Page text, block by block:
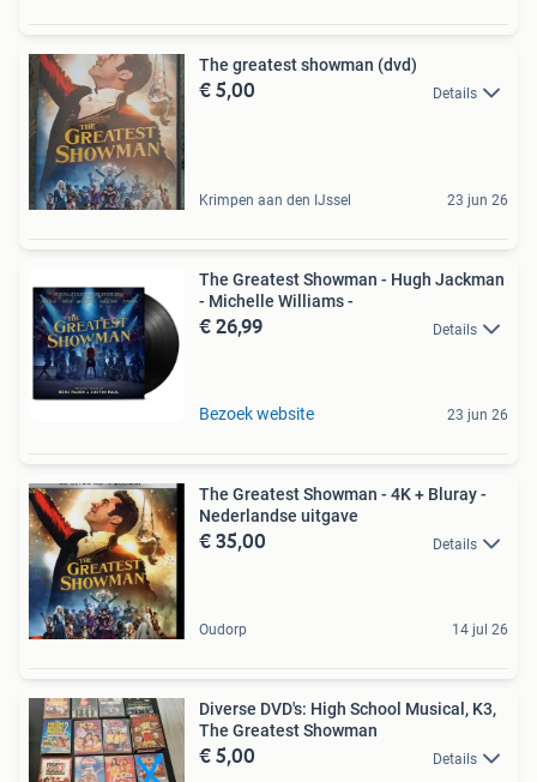
The greatest showman (dvd)
€ 5,00 Details
Krimpen aan den IJssel 23 jun 26
The Greatest Showman - Hugh Jackman
- Michelle Williams -
€ 26,99 Details
Bezoek website 23 jun 26
The Greatest Showman - 4K + Bluray -
Nederlandse uitgave
€ 35,00 Details
Oudorp 14 jul 26
Diverse DVD's: High School Musical, K3,
The Greatest Showman
€ 5,00 Details